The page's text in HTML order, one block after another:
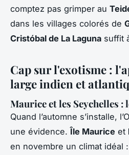
comptez pas grimper au
dans les villages colorés de
Cristóbal de La Laguna suffit
Cap sur l'exotisme :
large indien et
Maurice et les Seychelles
Quand l’automne s’installe,
une évidence.Île Maurice et
en novembre un climat idéal